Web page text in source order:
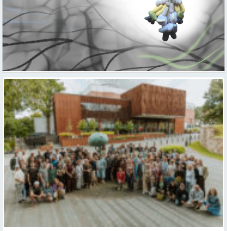
Valmieras teātris uzsāk 104. sezonu – par varu, brīvību